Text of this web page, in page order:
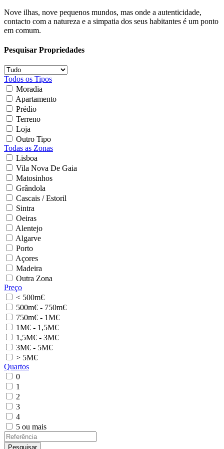
Nove ilhas, nove pequenos mundos, mas onde a autenticidade,
contacto com a natureza e a simpatia dos seus habitantes é um ponto
em comum.
Pesquisar Propriedades
Todos os Tipos
Moradia
Apartamento
Prédio
Terreno
Loja
Outro Tipo
Todas as Zonas
Lisboa
Vila Nova De Gaia
Matosinhos
Grândola
Cascais / Estoril
Sintra
Oeiras
Alentejo
Algarve
Porto
Açores
Madeira
Outra Zona
Preço
< 500m€
500m€ - 750m€
750m€ - 1M€
1M€ - 1,5M€
1,5M€ - 3M€
3M€ - 5M€
> 5M€
Quartos
0
1
2
3
4
5 ou mais